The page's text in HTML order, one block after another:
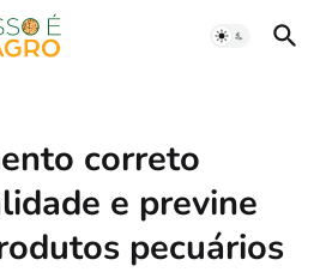
correto
e previne
pecuários